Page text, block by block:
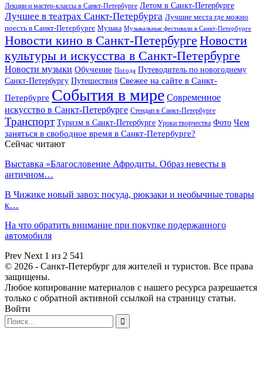
Лекции и мастер-классы в Санкт-Петербурге Летом в Санкт-Петербурге
Лучшее в театрах Санкт-Петербурга Лучшие места где можно
поесть в Санкт-Петербурге Музыка Музыкальные фестивали в Санкт-Петербурге
Новости кино в Санкт-Петербурге Новости
культуры и искусства в Санкт-Петербурге
Новости музыки Обучение Погода Путеводитель по новогоднему
Санкт-Петербургу Путешествия Свежее на сайте в Санкт-
Петербурге События в мире Современное
искусство в Санкт-Петербурге Стендап в Санкт-Петербурге
Транспорт Туризм в Санкт-Петербурге Уроки творчества Фото Чем
заняться в свободное время в Санкт-Петербурге?
Сейчас читают
Выставка «Благословение Афродиты. Образ невесты в
античном…
В Чижике новый завоз: посуда, рюкзаки и необычные товары
к…
На что обратить внимание при покупке подержанного
автомобиля
Prev Next 1 из 2 541
© 2026 - Санкт-Петербург для жителей и туристов. Все права
защищены.
Любое копирование материалов с нашего ресурса разрешается
только с обратной активной ссылкой на страницу статьи.
Войти